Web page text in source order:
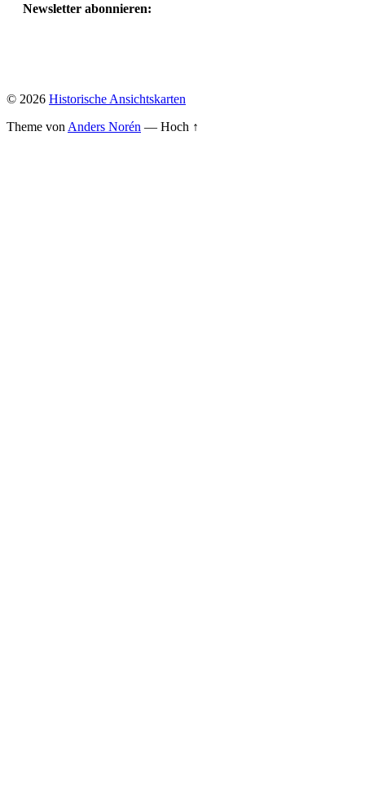
Newsletter abonnieren:
© 2026 Historische Ansichtskarten
Theme von Anders Norén — Hoch ↑